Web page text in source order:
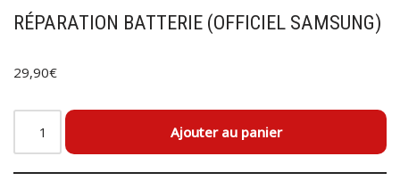
RÉPARATION BATTERIE (OFFICIEL SAMSUNG)
29,90€
Ajouter au panier